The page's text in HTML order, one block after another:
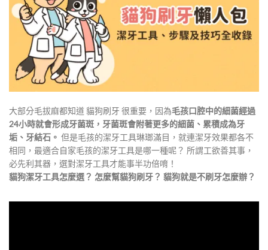
大部分毛拔麻都知道 貓狗刷牙 很重要，因為毛孩口腔中的細菌經過
24小時就會形成牙菌斑，牙菌斑會附著更多的細菌、累積成為牙
垢、牙結石。 但是毛孩的潔牙工具琳瑯滿目，就連潔牙效果都各不
相同，最適合自家毛孩的潔牙工具是哪一種呢？ 所謂工欲善其事，
必先利其器，選對潔牙工具才能事半功倍唷！
貓狗潔牙工具怎麼選？ 怎麼幫貓狗刷牙？ 貓狗就是不刷牙怎麼辦？